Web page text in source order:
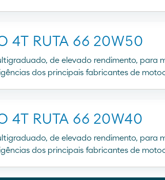
4T RUTA 66 20W50
de elevado rendimento, para
dos principais fabricantes de
4T RUTA 66 20W40
de elevado rendimento, para
dos principais fabricantes de